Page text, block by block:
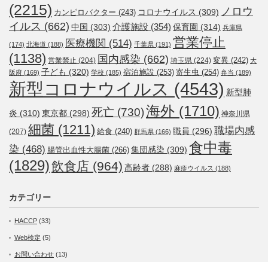
(2215) カンピロバクター (243) コロナウイルス (309) ノロウ
イルス (662) 中国 (303) 介護施設 (354) 保育園 (314) 兵庫県
(174) 北海道 (188) 医療機関 (514) 千葉県 (191) 営業停止
(1138) 営業禁止 (204) 国内感染 (662) 埼玉県 (224) 変異 (242) 大
阪府 (169) 子ども (320) 学校 (185) 宿泊施設 (253) 寄生虫 (254) 弁当 (189)
新型コロナウイルス (4543) 新型肺
炎 (310) 東京都 (298) 死亡 (730)海外 (1710) 神奈川県
(207) 細菌 (1211) 給食 (240) 群馬県 (166) 職員 (296) 職場内感
染 (468) 腸管出血性大腸菌 (266) 集団感染 (309) 食中毒
(1829)飲食店 (964) 高齢者 (288) 麻疹ウイルス (188)
カテゴリー
HACCP (33)
Web検定 (5)
お問い合わせ (13)